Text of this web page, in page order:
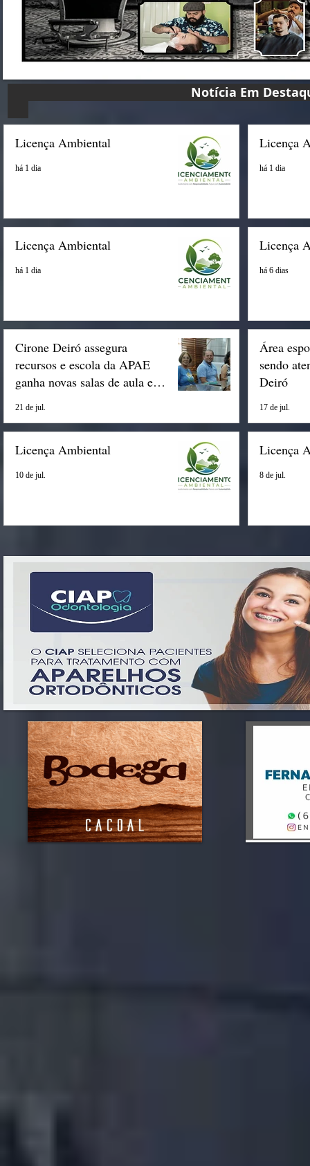
Notícia Em
Licença Ambiental
há 1 dia
Licença
há 1 dia
Licença Ambiental
há 1 dia
Licença
há 6 dias
Cirone Deiró assegura
recursos e escola da APAE
ganha novas salas de aula em
21 de jul.
Área
sendo
Deiró
17 de jul.
Licença Ambiental
10 de jul.
Licença
8 de jul.